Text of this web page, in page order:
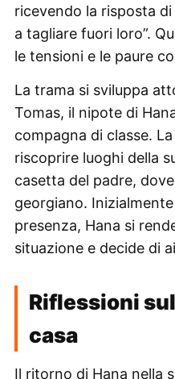
ricevendo la risposta
a tagliare fuori loro”.
le tensioni e le paure
La trama si sviluppa
Tomas, il nipote di
compagna di classe.
riscoprire luoghi della
casetta del padre,
georgiano.
presenza, Hana si
situazione e decide di
Riflessioni
casa
Il ritorno di Hana nella